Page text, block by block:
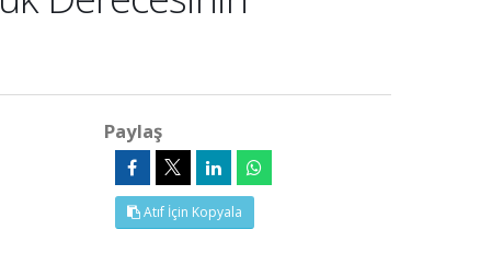
Paylaş
Atıf İçin Kopyala